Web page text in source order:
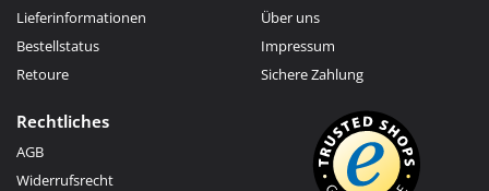
Lieferinformationen
Bestellstatus
Retoure
Über uns
Impressum
Sichere Zahlung
Rechtliches
AGB
Widerrufsrecht